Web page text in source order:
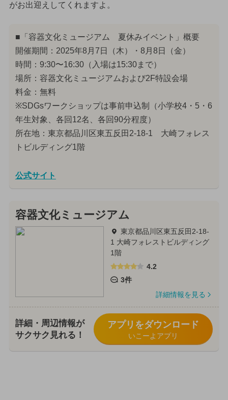
がお出迎えしてくれますよ。
■「容器文化ミュージアム 夏休みイベント」概要
開催期間：2025年8月7日（木）・8月8日（金）
時間：9:30〜16:30（入場は15:30まで）
場所：容器文化ミュージアムおよび2F特設会場
料金：無料
※SDGsワークショップは事前申込制（小学校4・5・6
年生対象、各回12名、各回90分程度）
所在地：東京都品川区東五反田2-18-1 大崎フォレス
トビルディング1階
公式サイト
容器文化ミュージアム
東京都品川区東五反田2-18-
1 大崎フォレストビルディング
1階
4.2
3件
詳細情報を見る
詳細・周辺情報が
サクサク見れる！
アプリをダウンロード
いこーよアプリ